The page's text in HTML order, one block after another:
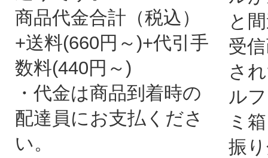
商品代金合計（税込）
+送料(660円～)+代引手
数料(440円～)
・代金は商品到着時の
配達員にお支払くださ
い。
と
受
さ
ル
ミ
振